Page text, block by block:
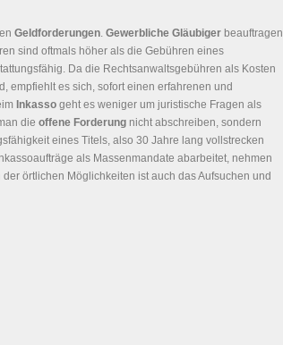
Geldforderungen. Gewerbliche Gläubiger beauftragen
sind oftmals höher als die Gebühren eines
Da die Rechtsanwaltsgebühren als Kosten
empfiehlt es sich, sofort einen erfahrenen und
Inkasso geht es weniger um juristische Fragen als
die offene Forderung nicht abschreiben, sondern
eines Titels, also 30 Jahre lang vollstrecken
als Massenmandate abarbeitet, nehmen
örtlichen Möglichkeiten ist auch das Aufsuchen und